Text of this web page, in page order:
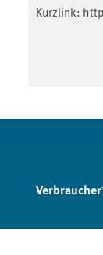
Kurzlink: